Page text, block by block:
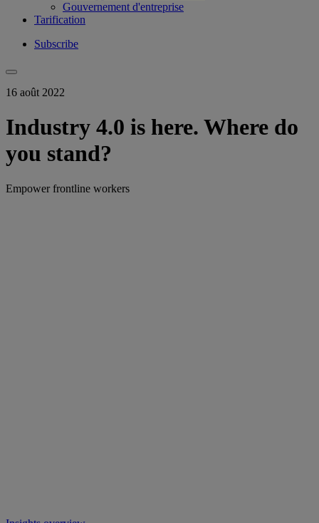
Gouvernement d'entreprise
Tarification
Subscribe
16 août 2022
Industry 4.0 is here. Where do
you stand?
Empower frontline workers